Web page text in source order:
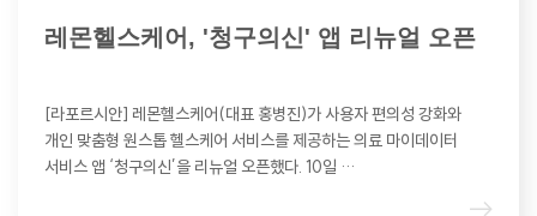
레몬헬스케어, '청구의신' 앱 리뉴얼 오픈
[라포르시안] 레몬헬스케어(대표 홍병진)가 사용자 편의성 강화와
개인 맞춤형 원스톱 헬스케어 서비스를 제공하는 의료 마이데이터
서비스 앱 ‘청구의신’을 리뉴얼 오픈했다. 10일 …